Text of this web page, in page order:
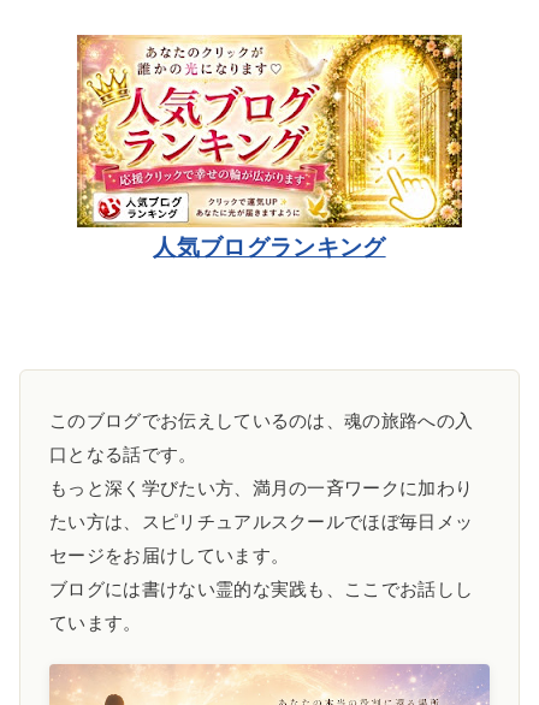
人気ブログランキング
このブログでお伝えしているのは、魂の旅路への入
口となる話です。
もっと深く学びたい方、満月の一斉ワークに加わり
たい方は、スピリチュアルスクールでほぼ毎日メッ
セージをお届けしています。
ブログには書けない霊的な実践も、ここでお話しし
ています。